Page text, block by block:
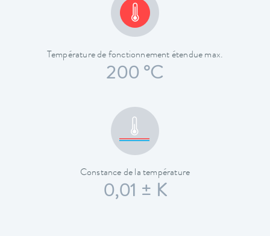
Température de fonctionnement étendue max.
200 °C
Constance de la température
0,01 ± K